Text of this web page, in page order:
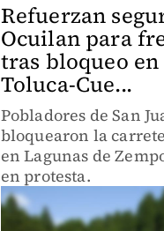
Refuerzan
Ocuilan para
tras bloqueo
Toluca-Cue...
Pobladores de San
bloquearon la
en Lagunas de
en protesta.